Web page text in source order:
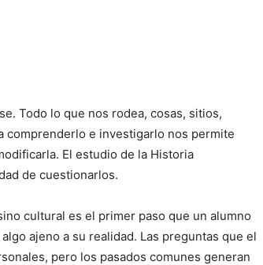
Todo lo que nos rodea, cosas, sitios,
comprenderlo e investigarlo nos permite
El estudio de la Historia
de cuestionarlos.
cultural es el primer paso que un alumno
ajeno a su realidad. Las preguntas que el
pero los pasados comunes generan